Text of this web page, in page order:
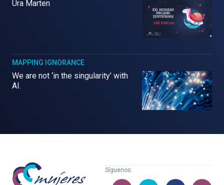
Ura Marten
MAPPING IGNORANCE
We are not ‘in the singularity’ with
AI.
Mujeres
con
Síguenos: